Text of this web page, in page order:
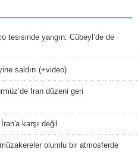
tesisinde yangın: Cübeyl’de de
saldırı (+video)
İran düzeni geri
karşı değil
olumlu bir atmosferde